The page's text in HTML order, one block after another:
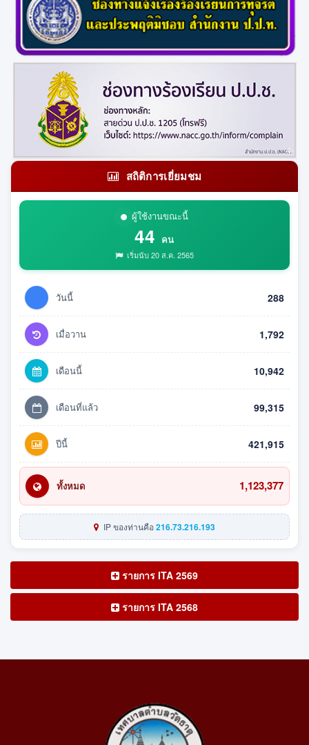
สถิติการเยี่ยมชม
ผู้ใช้งานขณะนี้
44 คน
เริ่มนับ 20 ส.ค. 2565
วันนี้ 288
เมื่อวาน 1,792
เดือนนี้ 10,942
เดือนที่แล้ว 99,315
ปีนี้ 421,915
ทั้งหมด 1,123,377
IP ของท่านคือ216.73.216.193
รายการ ITA 2569
รายการ ITA 2568